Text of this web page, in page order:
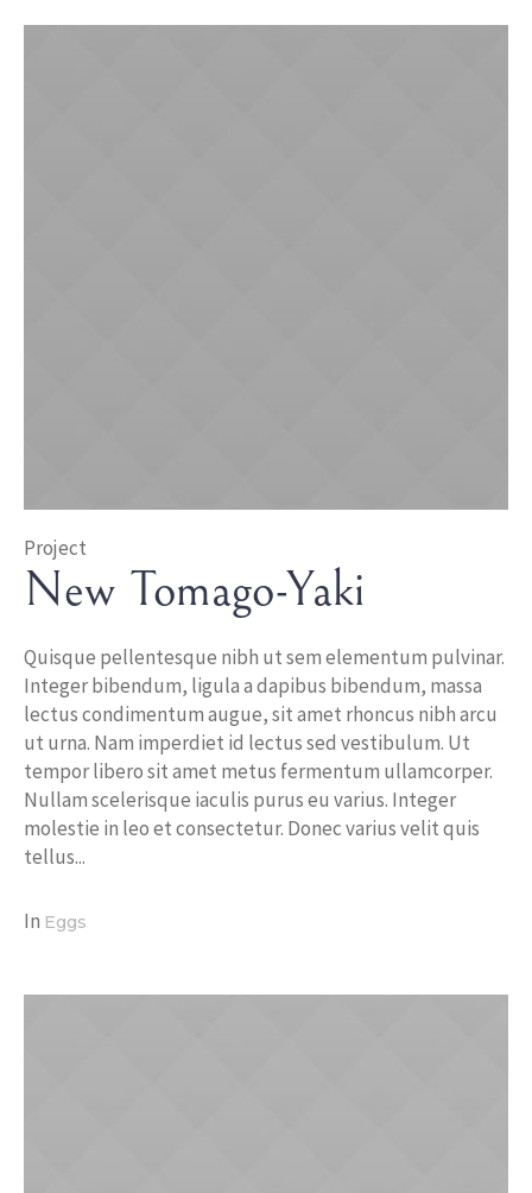
Project
New Tomago-Yaki
Quisque pellentesque nibh ut sem elementum pulvinar.
Integer bibendum, ligula a dapibus bibendum, massa
lectus condimentum augue, sit amet rhoncus nibh arcu
ut urna. Nam imperdiet id lectus sed vestibulum. Ut
tempor libero sit amet metus fermentum ullamcorper.
Nullam scelerisque iaculis purus eu varius. Integer
molestie in leo et consectetur. Donec varius velit quis
tellus...
In Eggs